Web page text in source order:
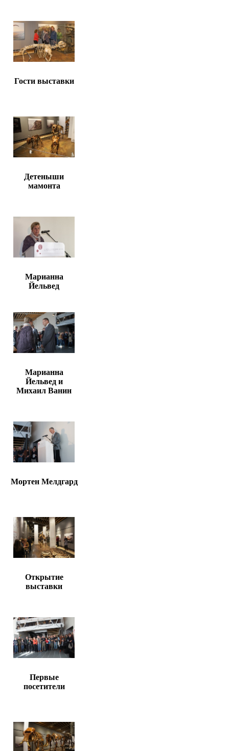
Гости выставки
Детеныши
мамонта
Марианна
Йельвед
Марианна
Йельвед и
Михаил Ванин
Мортен Мелдгард
Открытие
выставки
Первые
посетители